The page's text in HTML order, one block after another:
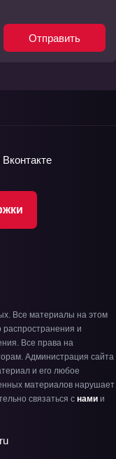
Отправить
Вконтакте
Все материалы на этом
распространения и
Все права на
Администрация сайта
и его любое
материалов нарушает
связаться с нами и